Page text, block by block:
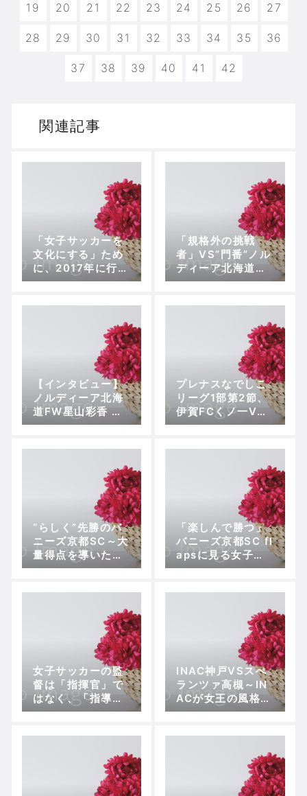
19 20 21 22 23 24 25 26 27
28 29 30 31 32 33 34 35 36
37 38 39 40 41 42
関連記事
「女子サッカーを
文化にする」ため
に、2017年に行動
したこと
「規格外の挑戦
者」VS“門番”ノル
ディーア北海道
～“多様性”で底上
スチャレンジリー
【インタビュー】
ノルディーア北海
道FW星山彩香 ～
チーム唯一のプロ
目標は、なでしこ
ジャパンのエースF
プレナスなでしこ
リーグ1部第2節、
伊賀FCくノ一VS
日テレベレーザ〜
た“女・遠藤保仁”
“らしく”先勝のバ
ニーズ京都SC～大
量得点を導いたモ
ノとは？【プレナ
部・チャレンジリ
ーグ入替戦・第1
「楽しんで勝つ」
バニーズ京都SC fl
apsに見る女子サ
ッカーの型
女子サッカーの監
督は「指揮官」で
はなく、「指導
者」であるべ
INAC神戸VSスぺ
ランツァ高槻～IN
ACが女王の風格で
首位奪取